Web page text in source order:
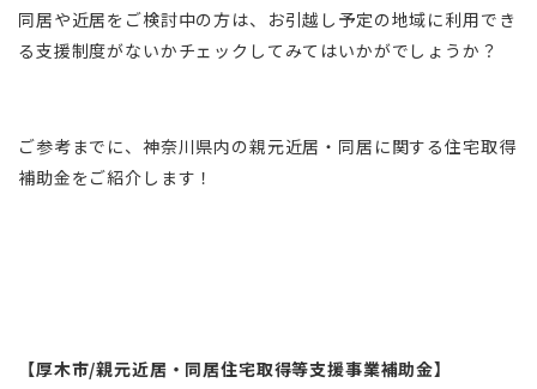
同居や近居をご検討中の方は、お引越し予定の地域に利用でき
る支援制度がないかチェックしてみてはいかがでしょうか？
ご参考までに、神奈川県内の親元近居・同居に関する住宅取得
補助金をご紹介します！
【厚木市/親元近居・同居住宅取得等支援事業補助金】